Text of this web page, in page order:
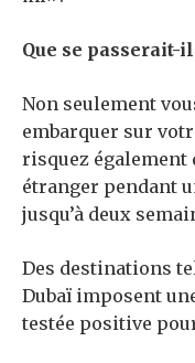
Que se passerait-
Non seulement
embarquer sur
risquez également
étranger pendant
jusqu’à deux
Des destinations
Dubaï imposent
testée positive